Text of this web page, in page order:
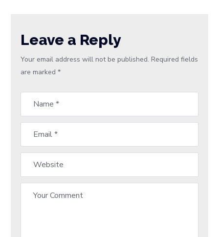
Leave a Reply
Your email address will not be published. Required fields
are marked*